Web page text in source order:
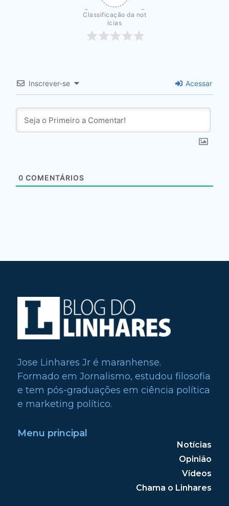
Classificação da not
ícias
Inscrever-se Acessar
0 COMENTÁRIOS
Jose Linhares Jr é maranhense.
Formado em Jornalismo, estudou filosofia
e tem pós-graduações em ciência política
e marketing político.
Menu principal
Notícias
Opinião
Vídeos
Chama o Linhares